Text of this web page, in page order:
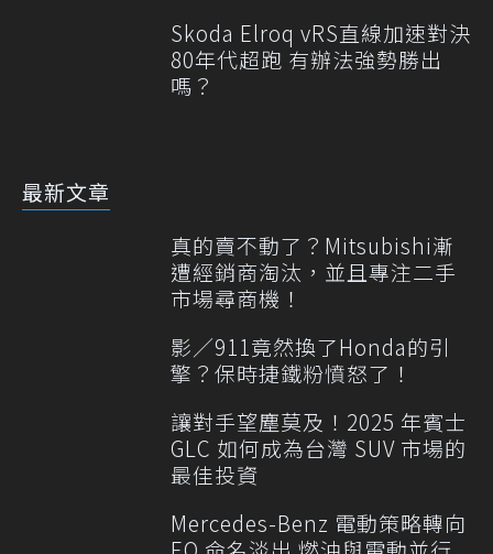
Skoda Elroq vRS直線加速對決
80年代超跑 有辦法強勢勝出
嗎？
最新文章
真的賣不動了？Mitsubishi漸
遭經銷商淘汰，並且專注二手
市場尋商機！
影／911竟然換了Honda的引
擎？保時捷鐵粉憤怒了！
讓對手望塵莫及！2025 年賓士
GLC 如何成為台灣 SUV 市場的
最佳投資
Mercedes-Benz 電動策略轉向